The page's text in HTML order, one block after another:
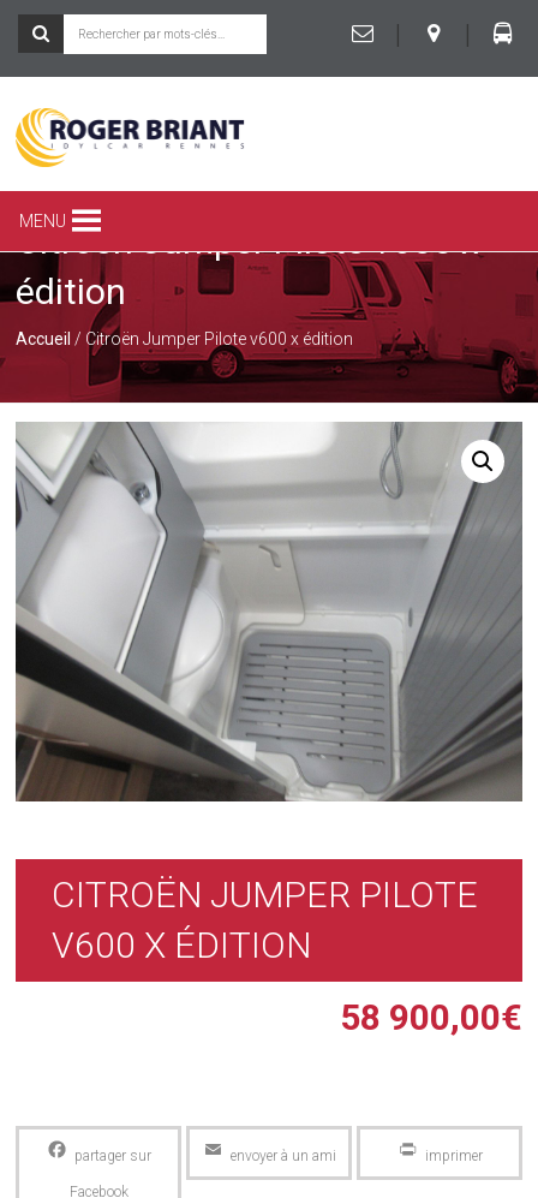
|
|
ROGER
BRIANT
SPÉCIALISTE
CAR
DE
CARAVANE
À
RENNES
MENU
Citroën Jumper Pilote v600 x
édition
Accueil / Citroën Jumper Pilote v600 x édition
CITROËN JUMPER PILOTE
V600 X ÉDITION
58 900,00€
Facebook Email PrintFriendly